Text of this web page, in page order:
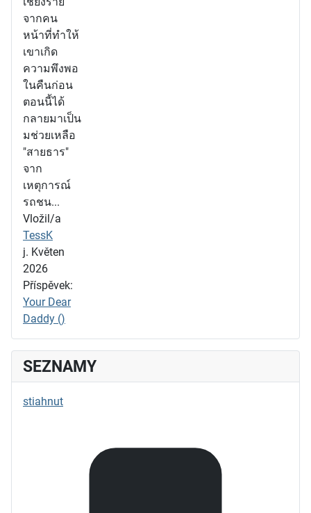
จากคน
หน้าที่ทำให้
เขาเกิด
ความพึงพอ
ในคืนก่อน
ตอนนี้ได้
กลายมาเป็น
มช่วยเหลือ
"สายธาร"
จาก
เหตุการณ์
รถชน...
Vložil/a
TessK
j. Květen
2026
Příspěvek:
Your Dear
Daddy ()
SEZNAMY
stiahnut